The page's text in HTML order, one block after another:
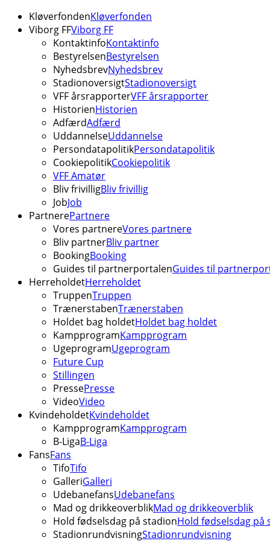
KløverfondenKløverfonden
Viborg FFViborg FF
KontaktinfoKontaktinfo
BestyrelsenBestyrelsen
NyhedsbrevNyhedsbrev
StadionoversigtStadionoversigt
VFF årsrapporterVFF årsrapporter
HistorienHistorien
AdfærdAdfærd
UddannelseUddannelse
PersondatapolitikPersondatapolitik
CookiepolitikCookiepolitik
VFF Amatør
Bliv frivilligBliv frivillig
JobJob
PartnerePartnere
Vores partnereVores partnere
Bliv partnerBliv partner
BookingBooking
Guides til partnerportalenGuides til
HerreholdetHerreholdet
TruppenTruppen
TrænerstabenTrænerstaben
Holdet bag holdetHoldet bag holdet
KampprogramKampprogram
UgeprogramUgeprogram
Future Cup
Stillingen
PressePresse
VideoVideo
KvindeholdetKvindeholdet
KampprogramKampprogram
B-LigaB-Liga
FansFans
TifoTifo
GalleriGalleri
UdebanefansUdebanefans
Mad og drikkeoverblikMad og drikkeoverblik
Hold fødselsdag på stadionHold fødselsdag på
StadionrundvisningStadionrundvisning